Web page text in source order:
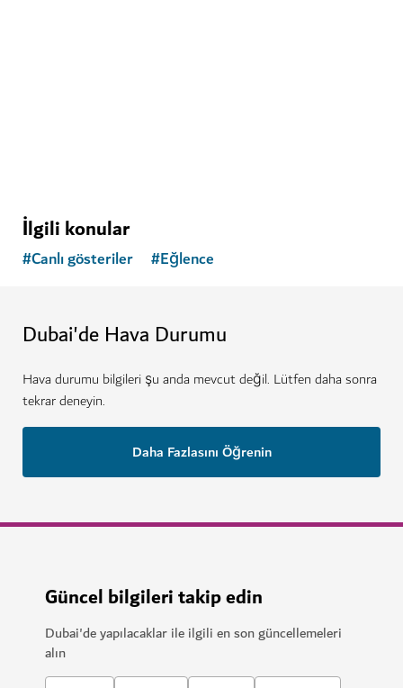
İlgili konular
#Canlı gösteriler #Eğlence
Dubai'de Hava Durumu
Hava durumu bilgileri şu anda mevcut değil. Lütfen daha sonra
tekrar deneyin.
Daha Fazlasını Öğrenin
Güncel bilgileri takip edin
Dubai'de yapılacaklar ile ilgili en son güncellemeleri
alın